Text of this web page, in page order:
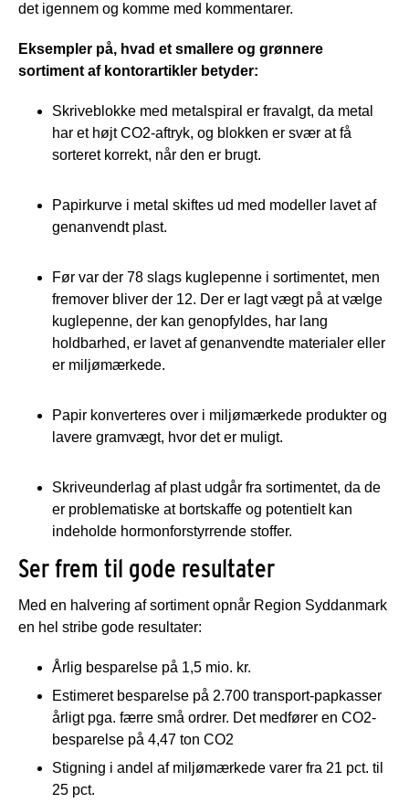
det igennem og komme med kommentarer.
Eksempler på, hvad et smallere og grønnere
sortiment af kontorartikler betyder:
Skriveblokke med metalspiral er fravalgt, da metal
har et højt CO2-aftryk, og blokken er svær at få
sorteret korrekt, når den er brugt.
Papirkurve i metal skiftes ud med modeller lavet af
genanvendt plast.
Før var der 78 slags kuglepenne i sortimentet, men
fremover bliver der 12. Der er lagt vægt på at vælge
kuglepenne, der kan genopfyldes, har lang
holdbarhed, er lavet af genanvendte materialer eller
er miljømærkede.
Papir konverteres over i miljømærkede produkter og
lavere gramvægt, hvor det er muligt.
Skriveunderlag af plast udgår fra sortimentet, da de
er problematiske at bortskaffe og potentielt kan
indeholde hormonforstyrrende stoffer.
Ser frem til gode resultater
Med en halvering af sortiment opnår Region Syddanmark
en hel stribe gode resultater:
Årlig besparelse på 1,5 mio. kr.
Estimeret besparelse på 2.700 transport-papkasser
årligt pga. færre små ordrer. Det medfører en CO2-
besparelse på 4,47 ton CO2
Stigning i andel af miljømærkede varer fra 21 pct. til
25 pct.